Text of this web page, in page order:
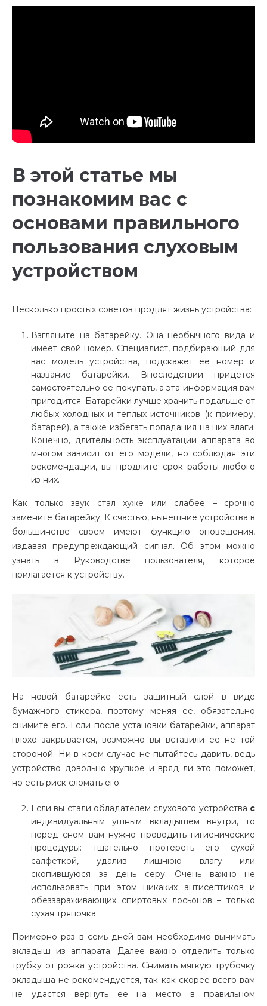
В этой статье мы
познакомим вас с
основами правильного
пользования слуховым
устройством
Несколько простых советов продлят жизнь устройства:
Взгляните на батарейку. Она необычного вида и
имеет свой номер. Специалист, подбирающий для
вас модель устройства, подскажет ее номер и
название батарейки. Впоследствии придется
самостоятельно ее покупать, а эта информация вам
пригодится. Батарейки лучше хранить подальше от
любых холодных и теплых источников (к примеру,
батарей), а также избегать попадания на них влаги.
Конечно, длительность эксплуатации аппарата во
многом зависит от его модели, но соблюдая эти
рекомендации, вы продлите срок работы любого
из них.
Как только звук стал хуже или слабее – срочно
замените батарейку. К счастью, нынешние устройства в
большинстве своем имеют функцию оповещения,
издавая предупреждающий сигнал. Об этом можно
узнать в Руководстве пользователя, которое
прилагается к устройству.
На новой батарейке есть защитный слой в виде
бумажного стикера, поэтому меняя ее, обязательно
снимите его. Если после установки батарейки, аппарат
плохо закрывается, возможно вы вставили ее не той
стороной. Ни в коем случае не пытайтесь давить, ведь
устройство довольно хрупкое и вряд ли это поможет,
но есть риск сломать его.
Если вы стали обладателем слухового устройства с
индивидуальным ушным вкладышем внутри, то
перед сном вам нужно проводить гигиенические
процедуры: тщательно протереть его сухой
салфеткой, удалив лишнюю влагу или
скопившуюся за день серу. Очень важно не
использовать при этом никаких антисептиков и
обеззараживающих спиртовых лосьонов – только
сухая тряпочка.
Примерно раз в семь дней вам необходимо вынимать
вкладыш из аппарата. Далее важно отделить только
трубку от рожка устройства. Снимать мягкую трубочку
вкладыша не рекомендуется, так как скорее всего вам
не удастся вернуть ее на место в правильном